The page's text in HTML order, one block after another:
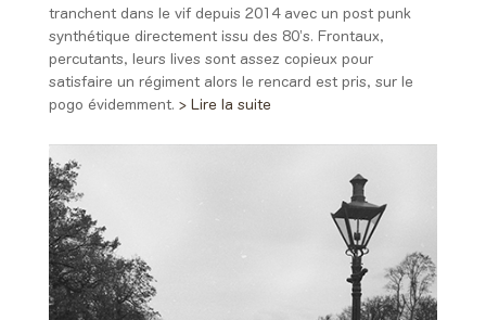
tranchent dans le vif depuis 2014 avec un post punk
synthétique directement issu des 80’s. Frontaux,
percutants, leurs lives sont assez copieux pour
satisfaire un régiment alors le rencard est pris, sur le
pogo évidemment. > Lire la suite